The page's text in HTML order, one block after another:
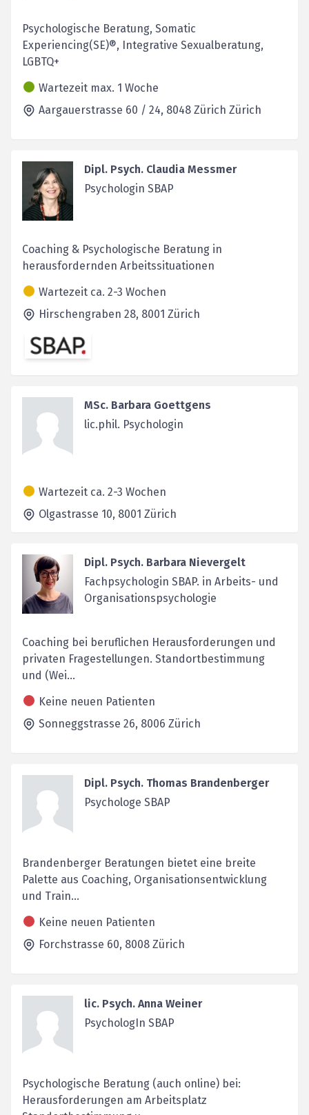
Psychologische Beratung, Somatic
Experiencing(SE)®, Integrative Sexualberatung,
LGBTQ+
Wartezeit max. 1 Woche
Aargauerstrasse 60 / 24, 8048 Zürich Zürich
Dipl. Psych. Claudia Messmer
Psychologin SBAP
Coaching & Psychologische Beratung in
herausfordernden Arbeitssituationen
Wartezeit ca. 2-3 Wochen
Hirschengraben 28, 8001 Zürich
MSc. Barbara Goettgens
lic.phil. Psychologin
Wartezeit ca. 2-3 Wochen
Olgastrasse 10, 8001 Zürich
Dipl. Psych. Barbara Nievergelt
Fachpsychologin SBAP. in Arbeits- und
Organisationspsychologie
Coaching bei beruflichen Herausforderungen und
privaten Fragestellungen. Standortbestimmung
und (Wei...
Keine neuen Patienten
Sonneggstrasse 26, 8006 Zürich
Dipl. Psych. Thomas Brandenberger
Psychologe SBAP
Brandenberger Beratungen bietet eine breite
Palette aus Coaching, Organisationsentwicklung
und Train...
Keine neuen Patienten
Forchstrasse 60, 8008 Zürich
lic. Psych. Anna Weiner
PsychologIn SBAP
Psychologische Beratung (auch online) bei:
Herausforderungen am Arbeitsplatz